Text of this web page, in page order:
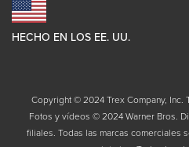
HECHO EN LOS EE. UU.
Copyright © 2024 Trex Company,
Fotos y vídeos © 2024 Warner Bros.
filiales. Todas las marcas comerciales